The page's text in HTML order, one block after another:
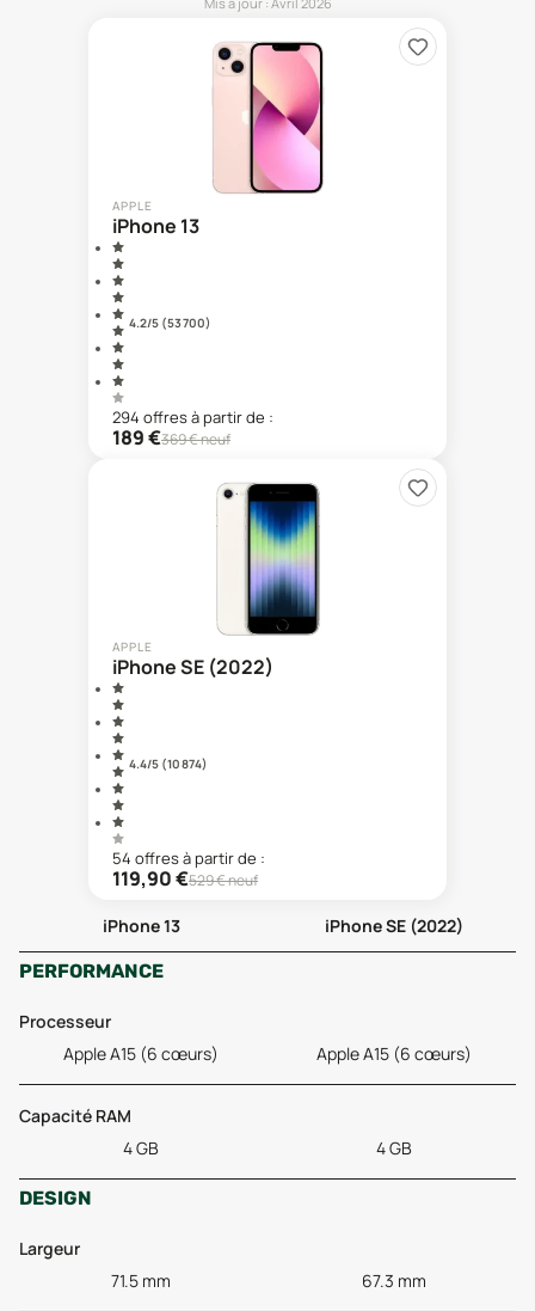
APPLE
iPhone 13
4.2/5 (53 700)
294 offresà partir de :
189€369€ neuf
APPLE
iPhone SE (2022)
4.4/5 (10 874)
54 offresà partir de :
119,90€529€ neuf
iPhone 13
iPhone SE (2022)
PERFORMANCE
Processeur
Apple A15 (6 cœurs)
Apple A15 (6 cœurs)
Capacité RAM
4 GB
4 GB
DESIGN
Largeur
71.5 mm
67.3 mm